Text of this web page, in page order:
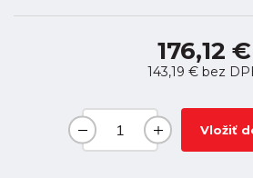
176,12 €
143,19 €bez
Vložiť